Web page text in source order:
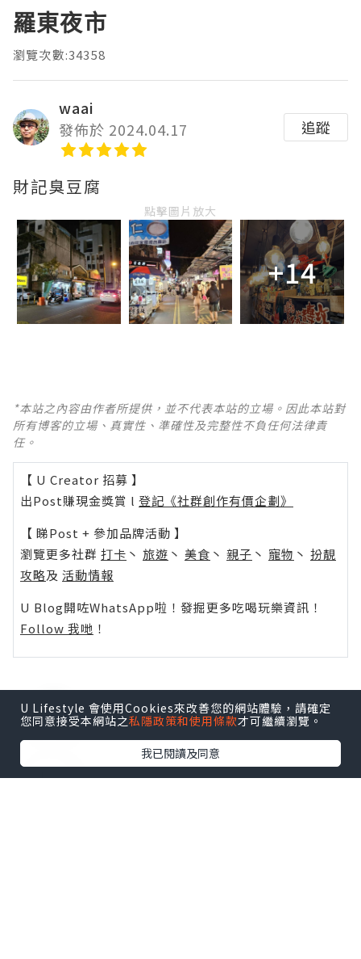
羅東夜市
瀏覽次數:34358
waai
發佈於 2024.04.17
追蹤
財記臭豆腐
點擊圖片放大
+14
*本站之內容由作者所提供，並不代表本站的立場。因此本站對
所有博客的立場、真實性、準確性及完整性不負任何法律責
任。
【 U Creator 招募 】
出Post賺現金獎賞 l 登記《社群創作有價企劃》
【 睇Post + 參加品牌活動 】
瀏覽更多社群 打卡 丶 旅遊 丶 美食 丶 親子 丶 寵物 丶 扮靚
攻略及 活動情報
U Blog開咗WhatsApp啦！發掘更多吃喝玩樂資訊！
Follow 我哋 ！
0個讚好
收藏
U Lifestyle 會使用Cookies來改善您的網站體驗，請確定
您同意接受本網站之私隱政策和使用條款才可繼續瀏覽。
我已閱讀及同意